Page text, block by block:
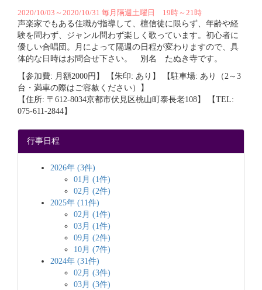
2020/10/03～2020/10/31 毎月隔週土曜日 19時～21時
声楽家でもある住職が指導して、檀信徒に限らず、年齢や経
験を問わず、ジャンル問わず楽しく歌っています。初心者に
優しい合唱団。月によって隔週の日程が変わりますので、具
体的な日時はお問合せ下さい。 別名 たぬき寺です。
【参加費: 月額2000円】 【朱印: あり】 【駐車場: あり（2～3
台・満車の際はご容赦ください）】
【住所: 〒612-8034京都市伏見区桃山町泰長老108】 【TEL:
075-611-2844】
行事日程
2026年 (3件)
01月 (1件)
02月 (2件)
2025年 (11件)
02月 (1件)
03月 (1件)
09月 (2件)
10月 (7件)
2024年 (31件)
02月 (3件)
03月 (3件)